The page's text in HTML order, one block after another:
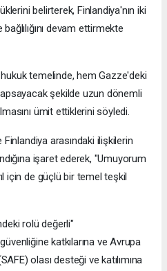
belirterek, Finlandiya'nın iki
devam ettirmekte
temelinde, hem Gazze'deki
şekilde uzun dönemli
ümit ettiklerini söyledi.
arasındaki ilişkilerin
işaret ederek, "Umuyorum
için de güçlü bir temel teşkil
rolü değerli"
katkılarına ve Avrupa
olası desteği ve katılımına